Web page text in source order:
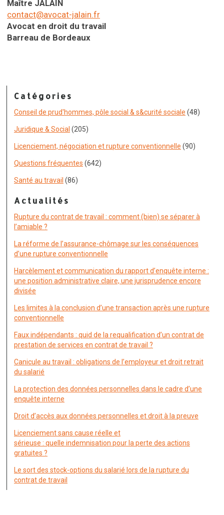
Maître JALAIN
contact@avocat-jalain.fr
Avocat en droit du travail
Barreau de Bordeaux
Catégories
Conseil de prud'hommes, pôle social & s&curité sociale (48)
Juridique & Social (205)
Licenciement, négociation et rupture conventionnelle (90)
Questions fréquentes (642)
Santé au travail (86)
Actualités
Rupture du contrat de travail : comment (bien) se séparer à
l’amiable ?
La réforme de l’assurance-chômage sur les conséquences
d’une rupture conventionnelle
Harcèlement et communication du rapport d’enquête interne :
une position administrative claire, une jurisprudence encore
divisée
Les limites à la conclusion d’une transaction après une rupture
conventionnelle
Faux indépendants : quid de la requalification d’un contrat de
prestation de services en contrat de travail ?
Canicule au travail : obligations de l’employeur et droit retrait
du salarié
La protection des données personnelles dans le cadre d’une
enquête interne
Droit d’accès aux données personnelles et droit à la preuve
Licenciement sans cause réelle et
sérieuse : quelle indemnisation pour la perte des actions
gratuites ?
Le sort des stock-options du salarié lors de la rupture du
contrat de travail